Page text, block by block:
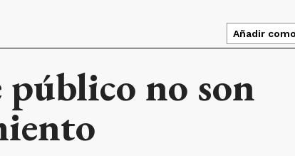
Añadir
no son